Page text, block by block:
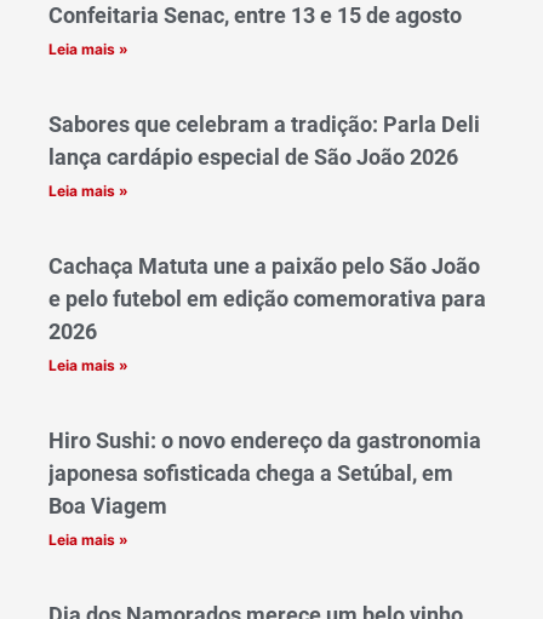
Confeitaria Senac, entre 13 e 15 de agosto
Leia mais »
Sabores que celebram a tradição: Parla Deli
lança cardápio especial de São João 2026
Leia mais »
Cachaça Matuta une a paixão pelo São João
e pelo futebol em edição comemorativa para
2026
Leia mais »
Hiro Sushi: o novo endereço da gastronomia
japonesa sofisticada chega a Setúbal, em
Boa Viagem
Leia mais »